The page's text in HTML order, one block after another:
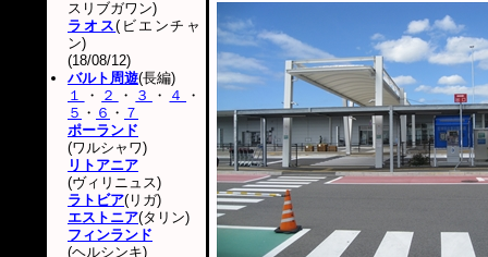
スリブガワン)
ラオス(ビエンチャ
ン)
(18/08/12)
バルト周遊(長編)
１
・ ２ ・ ３ ・ ４
・
５ ・ ６ ・ ７
ポーランド
(ワルシャワ)
リトアニア
(ヴィリニュス)
ラトビア(リガ)
エストニア(タリン)
フィンランド
(ヘルシンキ)